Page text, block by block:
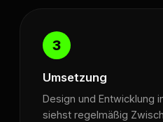
3
Umsetzung
Design und Entwicklung
siehst regelmäßig